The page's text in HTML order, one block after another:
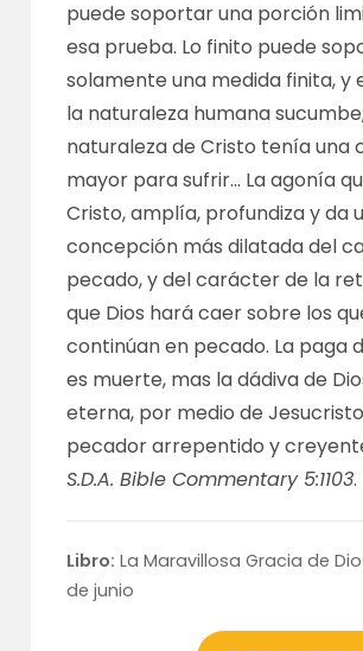
puede soportar una porción
esa prueba. Lo finito puede
solamente una medida finita, y
la naturaleza humana
naturaleza de Cristo tenía una
mayor para sufrir… La agonía
Cristo, amplía, profundiza y da
concepción más dilatada del
pecado, y del carácter de la
que Dios hará caer sobre los
continúan en pecado. La paga
es muerte, mas la dádiva de
eterna, por medio de
pecador arrepentido y
S.D.A. Bible Commentary 5:1103.
Libro: La Maravillosa Gracia de
de junio